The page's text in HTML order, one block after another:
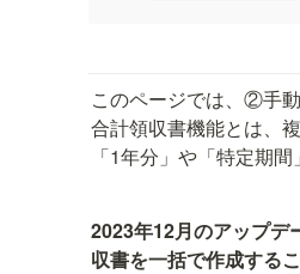
このページでは、②手
合計領収書機能とは、
「1年分」や「特定期
2023年12月のアップデ
収書を一括で作成する